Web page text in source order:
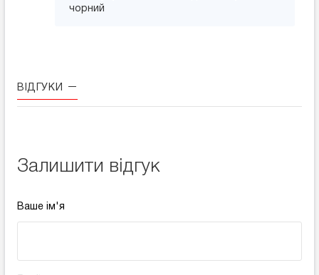
чорний
ВІДГУКИ
Залишити відгук
Ваше ім'я